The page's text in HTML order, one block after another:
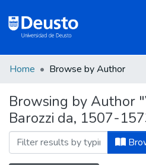
All of DSpace
Home Browse by Author
Browsing by Author
Barozzi da, 1507-